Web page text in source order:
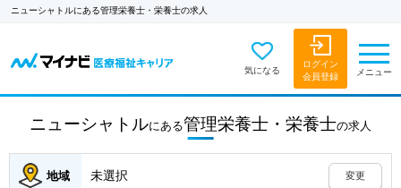
ニューシャトルにある管理栄養士・栄養士の求人
気になる
ログイン
会員登録
メニュー
ニューシャトルにある管理栄養士・栄養士の求人
地域 未選択 変更